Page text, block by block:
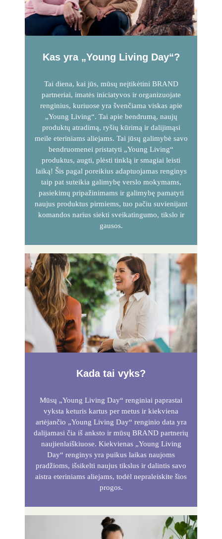
Kas yra „Young Living Day“?
Tai diena, kai jūs, mūsų neįtikėtini BRAND
partneriai, imatės iniciatyvos ir organizuojate
renginius, kuriuose yra švenčiama viskas apie
„Young Living“. Tai apie bendrumą, naujų
produktų atradimą, ryšių kūrimą ir dalijimąsi
meile eteriniams aliejams. Tai jūsų galimybė savo
bendruomenei pristatyti „Young Living“
produktus, augti, plėsti tinklą ir smagiai leisti
laiką! Šis pagal poreikius adaptuojamas renginys
taip pat suteikia galimybę verslo mokymams,
pasiekimų pripažinimams ir galimybę pamatyti
naujus produktus pirmiems, tuo pačiu suvienijant
komandos narius siekti sveikatingumo, tikslo ir
gausos.
Kada tai vyks?
Mūsų „Young Living Day“ renginiai paprastai
vyksta keturis kartus per metus ir kiekviena
artėjančio „Young Living Day“ renginio data yra
dalijamasi čia iš anksto ir mūsų BRAND partnerių
naujienlaiškiuose. Kiekvienas „Young Living
Day“ renginys yra puikus laikas naujoms
pradžioms, išsikelti naujus tikslus ir dalintis savo
aistra eteriniams aliejams, todėl nepraleiskite šios
progos.